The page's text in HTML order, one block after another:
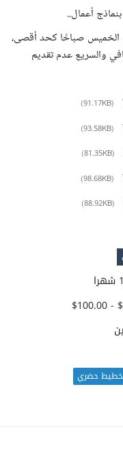
أعمال..
الخميس صباحًا كحد أقصى،
والسريع عدم تقديم
(91.17KB)
(93.58KB)
(81.35KB)
(98.68KB)
(88.92KB)
حضري